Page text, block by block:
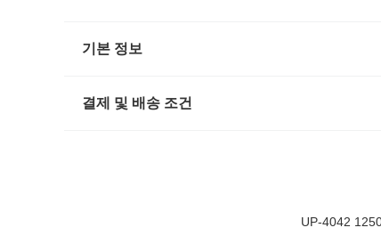
기본 정보
결제 및 배송 조건
UP-4042